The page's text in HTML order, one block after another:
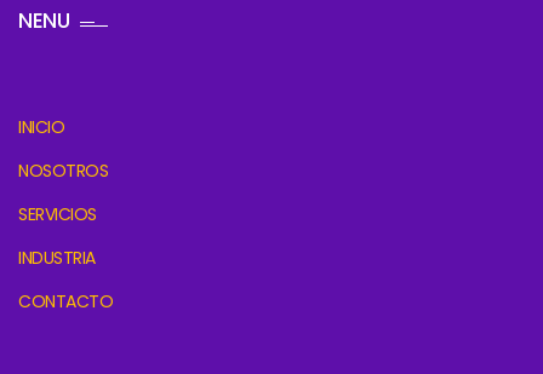
NENU
INICIO
NOSOTROS
SERVICIOS
INDUSTRIA
CONTACTO